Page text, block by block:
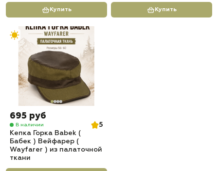
Купить Купить
695 руб
В наличии
5
Кепка Горка Babek (
Бабек ) Вейфарер (
Wayfarer ) из палаточной
ткани